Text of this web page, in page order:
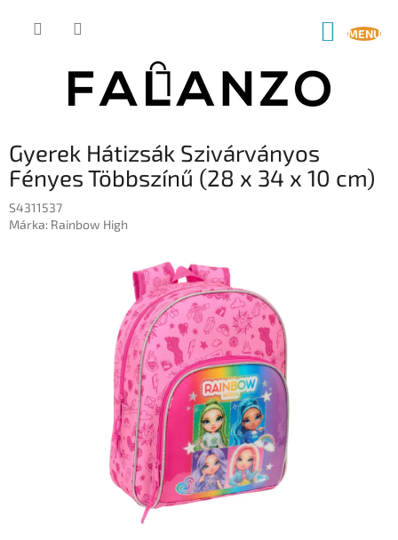
KOSÁR
Gyerek Hátizsák Szivárványos
Fényes Többszínű (28 x 34 x 10 cm)
S4311537
Márka: Rainbow High